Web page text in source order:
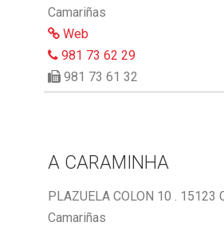
Camariñas
Web
981 73 62 29
981 73 61 32
A CARAMINHA
PLAZUELA COLON 10 . 15123
Camariñas